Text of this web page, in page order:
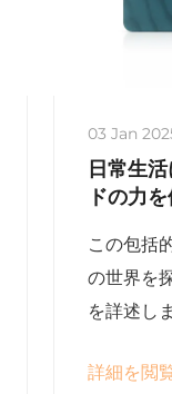
03 Jan
日常生
ドの力
この包括
の世界を
を詳述し
率、便利
詳細を閲